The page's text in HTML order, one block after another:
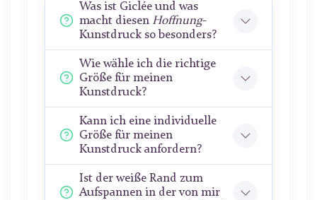
Was ist Giclée und was
macht diesen Hoffnung-
Kunstdruck so besonders?
Wie wähle ich die richtige
Größe für meinen
Kunstdruck?
Kann ich eine individuelle
Größe für meinen
Kunstdruck anfordern?
Ist der weiße Rand zum
Aufspannen in der von mir